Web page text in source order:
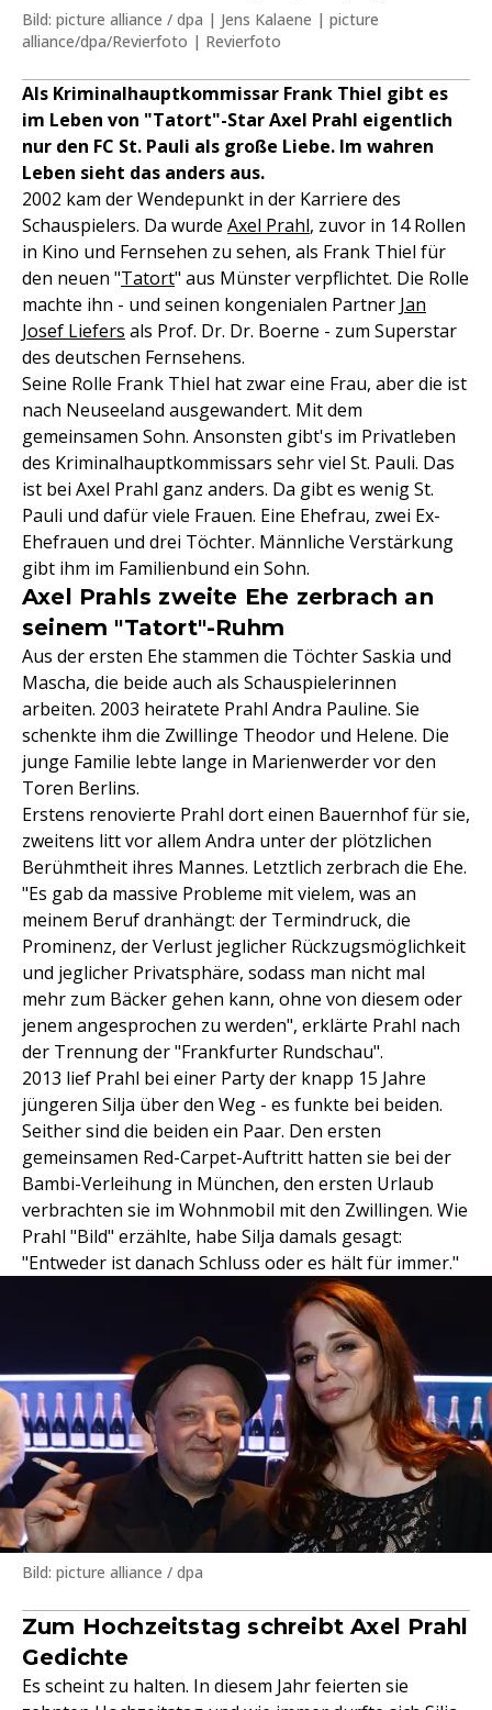
Bild: picture alliance / dpa | Jens Kalaene | picture
alliance/dpa/Revierfoto | Revierfoto
Als Kriminalhauptkommissar Frank Thiel gibt es
im Leben von "Tatort"-Star Axel Prahl eigentlich
nur den FC St. Pauli als große Liebe. Im wahren
Leben sieht das anders aus.
2002 kam der Wendepunkt in der Karriere des
Schauspielers. Da wurde Axel Prahl, zuvor in 14 Rollen
in Kino und Fernsehen zu sehen, als Frank Thiel für
den neuen "Tatort" aus Münster verpflichtet. Die Rolle
machte ihn - und seinen kongenialen Partner Jan
Josef Liefers als Prof. Dr. Dr. Boerne - zum Superstar
des deutschen Fernsehens.
Seine Rolle Frank Thiel hat zwar eine Frau, aber die ist
nach Neuseeland ausgewandert. Mit dem
gemeinsamen Sohn. Ansonsten gibt's im Privatleben
des Kriminalhauptkommissars sehr viel St. Pauli. Das
ist bei Axel Prahl ganz anders. Da gibt es wenig St.
Pauli und dafür viele Frauen. Eine Ehefrau, zwei Ex-
Ehefrauen und drei Töchter. Männliche Verstärkung
gibt ihm im Familienbund ein Sohn.
Axel Prahls zweite Ehe zerbrach an
seinem "Tatort"-Ruhm
Aus der ersten Ehe stammen die Töchter Saskia und
Mascha, die beide auch als Schauspielerinnen
arbeiten. 2003 heiratete Prahl Andra Pauline. Sie
schenkte ihm die Zwillinge Theodor und Helene. Die
junge Familie lebte lange in Marienwerder vor den
Toren Berlins.
Erstens renovierte Prahl dort einen Bauernhof für sie,
zweitens litt vor allem Andra unter der plötzlichen
Berühmtheit ihres Mannes. Letztlich zerbrach die Ehe.
"Es gab da massive Probleme mit vielem, was an
meinem Beruf dranhängt: der Termindruck, die
Prominenz, der Verlust jeglicher Rückzugsmöglichkeit
und jeglicher Privatsphäre, sodass man nicht mal
mehr zum Bäcker gehen kann, ohne von diesem oder
jenem angesprochen zu werden", erklärte Prahl nach
der Trennung der "Frankfurter Rundschau".
2013 lief Prahl bei einer Party der knapp 15 Jahre
jüngeren Silja über den Weg - es funkte bei beiden.
Seither sind die beiden ein Paar. Den ersten
gemeinsamen Red-Carpet-Auftritt hatten sie bei der
Bambi-Verleihung in München, den ersten Urlaub
verbrachten sie im Wohnmobil mit den Zwillingen. Wie
Prahl "Bild" erzählte, habe Silja damals gesagt:
"Entweder ist danach Schluss oder es hält für immer."
Bild: picture alliance / dpa
Zum Hochzeitstag schreibt Axel Prahl
Gedichte
Es scheint zu halten. In diesem Jahr feierten sie